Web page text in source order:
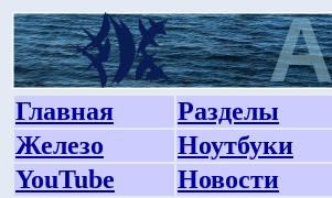
Главная Разделы
Железо
Ноутбуки
YouTube
Новости